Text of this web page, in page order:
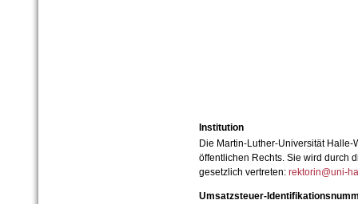
Institution
Die Martin-Luther-Universität
öffentlichen Rechts. Sie wird durch
gesetzlich vertreten: rektorin@uni-
Umsatzsteuer-